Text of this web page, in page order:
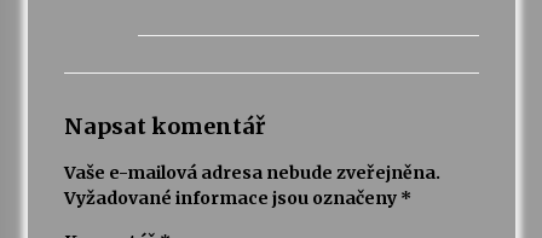
Napsat komentář
Vaše e-mailová adresa nebude zveřejněna.
Vyžadované informace jsou označeny *